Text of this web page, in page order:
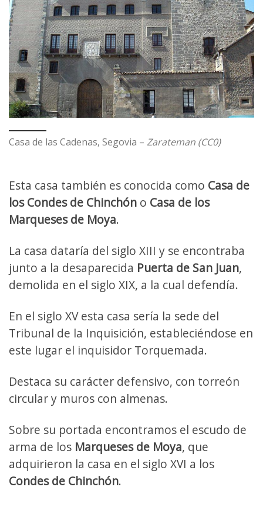
Casa de las Cadenas, Segovia – Zarateman (CC0)
Esta casa también es conocida como Casa de
los Condes de Chinchón o Casa de los
Marqueses de Moya.
La casa dataría del siglo XIII y se encontraba
junto a la desaparecida Puerta de San Juan,
demolida en el siglo XIX, a la cual defendía.
En el siglo XV esta casa sería la sede del
Tribunal de la Inquisición, estableciéndose en
este lugar el inquisidor Torquemada.
Destaca su carácter defensivo, con torreón
circular y muros con almenas.
Sobre su portada encontramos el escudo de
arma de los Marqueses de Moya, que
adquirieron la casa en el siglo XVI a los
Condes de Chinchón.